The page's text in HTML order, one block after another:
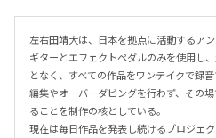
左右田靖大は、日本を拠点に活動するアン
ギターとエフェクトペダルのみを使用し
となく、すべての作品をワンテイクで録音
編集やオーバーダビングを行わず、その
ることを制作の核としている。
現在は毎日作品を発表し続けるプロジェク